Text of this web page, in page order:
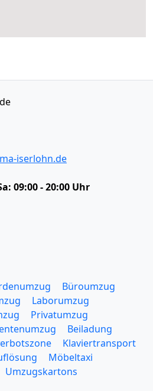
iserlohn.de
09:00 - 20:00 Uhr
Büroumzug
Laborumzug
Privatumzug
Beiladung
Klaviertransport
Möbeltaxi
Umzugskartons